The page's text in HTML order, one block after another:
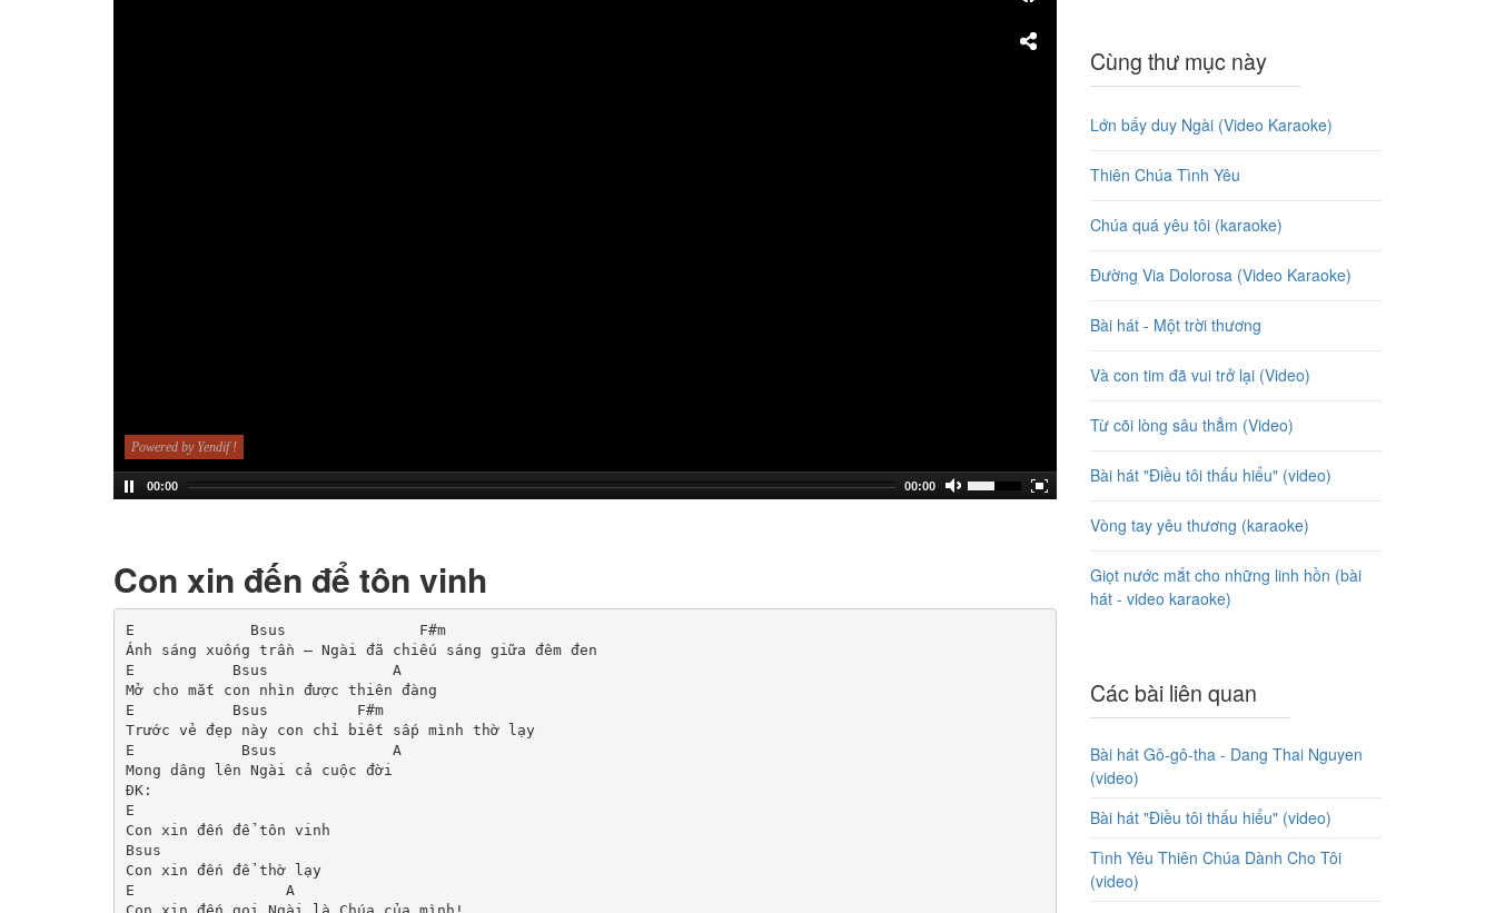
00:00 00:00
Powered by Yendif !
Con xin đến để tôn vinh
E             Bsus               F#m
Ánh sáng xuống trần – Ngài đã chiếu sáng giữa đêm đen
E           Bsus              A
Mở cho mắt con nhìn được thiên đàng
E           Bsus          F#m
Trước vẻ đẹp này con chỉ biết sấp mình thờ lạy
E            Bsus             A
Mong dâng lên Ngài cả cuộc đời
ĐK:
E
Con xin đến để tôn vinh
Bsus
Con xin đến để thờ lạy
E                 A
Con xin đến gọi Ngài là Chúa của mình!
Cùng thư mục này
Lớn bấy duy Ngài (Video Karaoke)
Thiên Chúa Tình Yêu
Chúa quá yêu tôi (karaoke)
Đường Via Dolorosa (Video Karaoke)
Bài hát - Một trời thương
Và con tim đã vui trở lại (Video)
Từ cõi lòng sâu thẳm (Video)
Bài hát "Điều tôi thấu hiểu" (video)
Vòng tay yêu thương (karaoke)
Giọt nước mắt cho những linh hồn (bài
hát - video karaoke)
Các bài liên quan
Bài hát Gô-gô-tha - Dang Thai Nguyen
(video)
Bài hát "Điều tôi thấu hiểu" (video)
Tình Yêu Thiên Chúa Dành Cho Tôi
(video)